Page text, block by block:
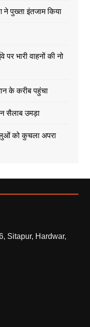
ने पुख्ता इंतजाम किया
भारी वाहनों की नो
के करीब पहुंचा
सैलाब उमड़ा
को कुचला अपरा
Sitapur, Hardwar,